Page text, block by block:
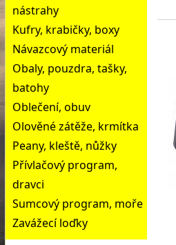
nástrahy
Kufry, krabičky, boxy
Návazcový materiál
Obaly, pouzdra, tašky,
batohy
Oblečení, obuv
Olověné zátěže, krmítka
Peany, kleště, nůžky
Přívlačový program,
dravci
Sumcový program, moře
Zavážecí loďky